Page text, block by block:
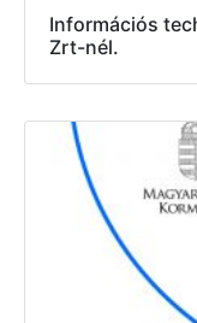
Információs
Zrt-nél.